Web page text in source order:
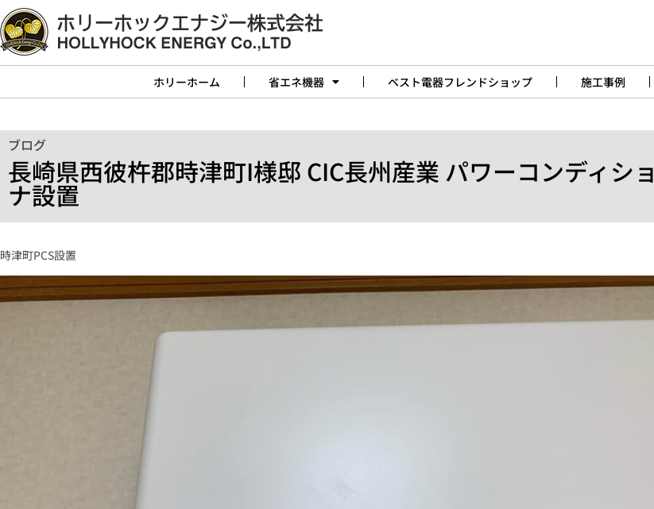
ホリーホーム 省エネ機器 ベスト電器フレンドショップ 施工事例
ブログ
長崎県西彼杵郡時津町I様邸 CIC長州産業 パワーコンディショ
ナ設置
時津町PCS設置